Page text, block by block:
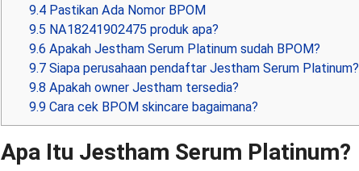
9.4 Pastikan Ada Nomor BPOM
9.5 NA18241902475 produk apa?
9.6 Apakah Jestham Serum Platinum sudah BPOM?
9.7 Siapa perusahaan pendaftar Jestham Serum Platinum?
9.8 Apakah owner Jestham tersedia?
9.9 Cara cek BPOM skincare bagaimana?
Apa Itu Jestham Serum Platinum?